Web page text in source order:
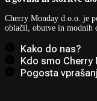
Cherry Monday d.o.o. je
oblačil, obutve in modnih
Kako do nas?
Kdo smo Cherry
Pogosta